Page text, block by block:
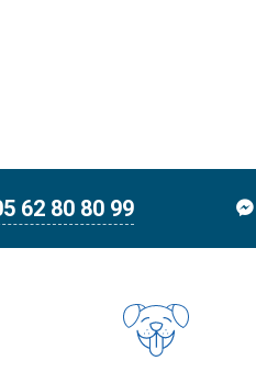
62 80 80 99